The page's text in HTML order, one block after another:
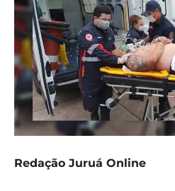
Redação Juruá Online